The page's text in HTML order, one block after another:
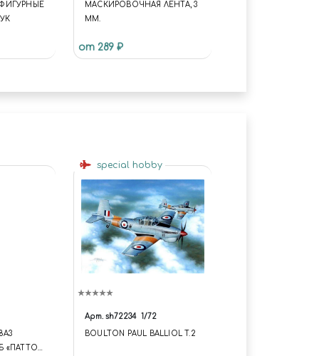
МАСКИРОВОЧНАЯ ЛЕНТА, 3
ММ.
от 289 ₽
special hobby
Арт. sh72234 1/72
BOULTON PAUL BALLIOL T.2